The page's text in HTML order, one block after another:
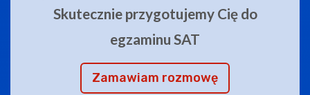
Skutecznie przygotujemy Cię do
egzaminu SAT
Zamawiam rozmowę